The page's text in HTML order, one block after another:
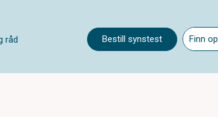
Bestill synstest
råd